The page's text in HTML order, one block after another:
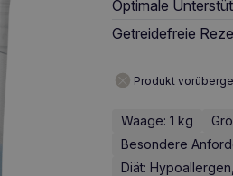
Optimale
Getreidefreie
Produkt
Waage: 1 kg
Besondere
Diät: